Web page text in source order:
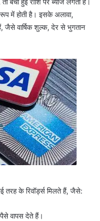
में होती है। इसके अलावा,
वार्षिक शुल्क, देर से भुगतान
के रिवॉर्ड्स मिलते हैं, जैसे:
वापस देते हैं।